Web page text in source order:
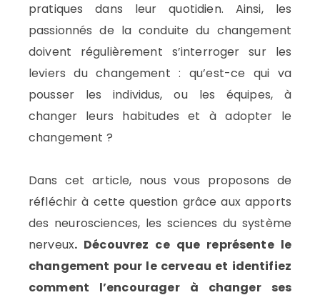
pratiques dans leur quotidien. Ainsi, les
passionnés de la conduite du changement
doivent régulièrement s’interroger sur les
leviers du changement : qu’est-ce qui va
pousser les individus, ou les équipes, à
changer leurs habitudes et à adopter le
changement ?
Dans cet article, nous vous proposons de
réfléchir à cette question grâce aux apports
des neurosciences, les sciences du système
nerveux. Découvrez ce que représente le
changement pour le cerveau et identifiez
comment l’encourager à changer ses